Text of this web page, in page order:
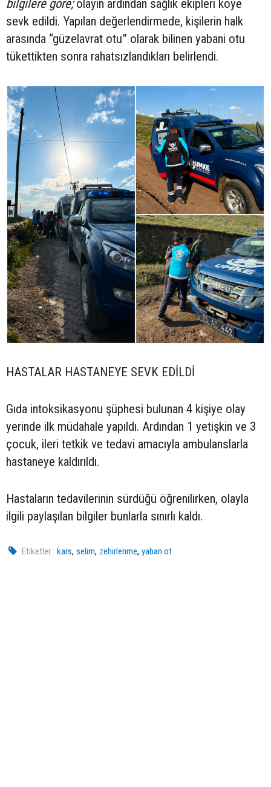
bilgilere göre;olayın ardından sağlık ekipleri köye
sevk edildi. Yapılan değerlendirmede, kişilerin halk
arasında “güzelavrat otu” olarak bilinen yabani otu
tükettikten sonra rahatsızlandıkları belirlendi.
HASTALAR HASTANEYE SEVK EDİLDİ
Gıda intoksikasyonu şüphesi bulunan 4 kişiye olay
yerinde ilk müdahale yapıldı. Ardından 1 yetişkin ve 3
çocuk, ileri tetkik ve tedavi amacıyla ambulanslarla
hastaneye kaldırıldı.
Hastaların tedavilerinin sürdüğü öğrenilirken, olayla
ilgili paylaşılan bilgiler bunlarla sınırlı kaldı.
Etiketler : kars,selim, zehirlenme,yaban ot